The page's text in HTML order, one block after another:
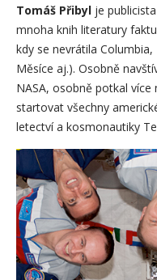
Tomáš Přibyl je
mnoha knih literatury
kdy se nevrátila
Měsíce aj.). Osobně
NASA, osobně potkal
startovat všechny
letectví a kosmonautiky